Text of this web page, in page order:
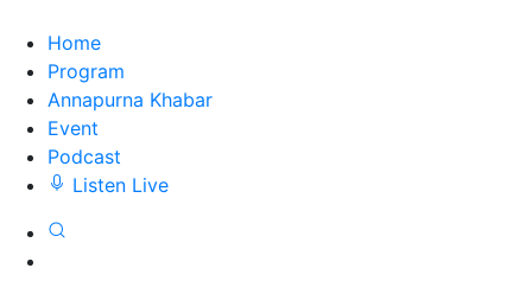
Home
Program
Annapurna Khabar
Event
Podcast
Listen Live